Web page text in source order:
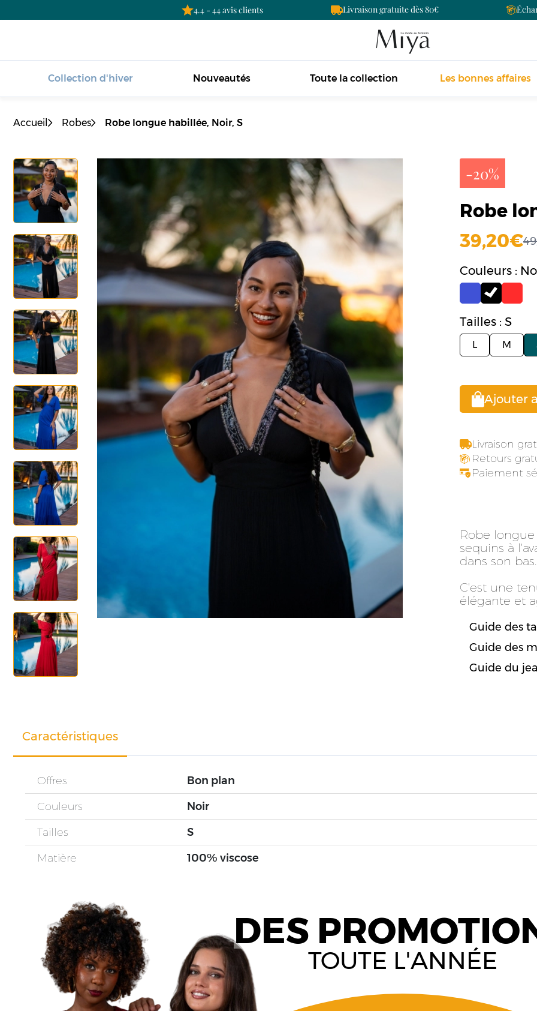
4.4 - 44 avis clients Livraison gratuite dès 80
Collection d'hiver Nouveautés Toute la collection Les bonnes affaires
Accueil Robes Robe longue habillée, Noir, S
-20%
Robe
39,20
Couleurs :
Tailles : S
L M
Ajouter
Livraison
Retours
Paiement
Robe longue
sequins à
dans son bas.
C'est une
élégante et
Guide des
Guide des
Guide du
Caractéristiques
Offres
Bon plan
Couleurs
Noir
Tailles
S
Matière
100% viscose
DES
TOUTE L'ANNÉE